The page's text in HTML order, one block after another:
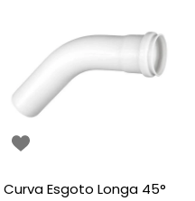
Curva Esgoto Longa 45°